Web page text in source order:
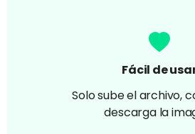
Fácil de
Solo sube el archivo,
descarga la